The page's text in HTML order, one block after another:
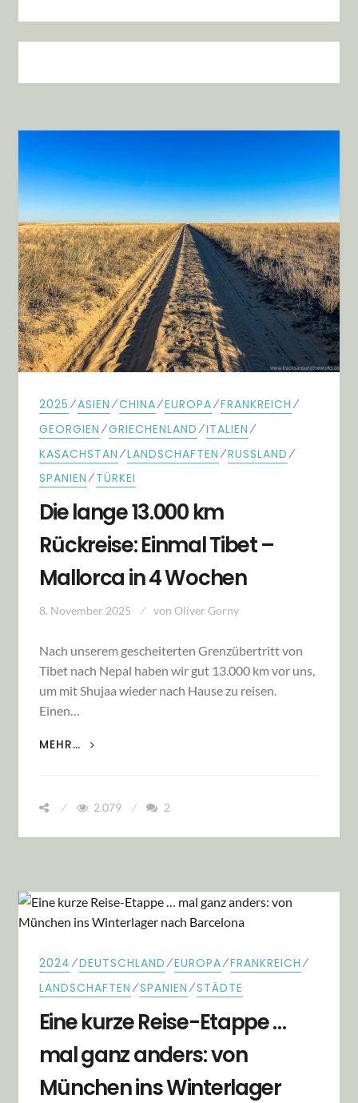
2025 ⁄ASIEN ⁄CHINA⁄EUROPA⁄FRANKREICH ⁄
GEORGIEN ⁄GRIECHENLAND ⁄ITALIEN ⁄
KASACHSTAN ⁄LANDSCHAFTEN ⁄RUSSLAND ⁄
SPANIEN ⁄TÜRKEI
Die lange 13.000 km
Rückreise: Einmal Tibet –
Mallorca in 4 Wochen
8. November 2025 von Oliver Gorny
Nach unserem gescheiterten Grenzübertritt von
Tibet nach Nepal haben wir gut 13.000 km vor uns,
um mit Shujaa wieder nach Hause zu reisen.
Einen…
MEHR…
DIE LANGE 13.000 KM RÜCKREISE: EINMAL
2.079 2
2024 ⁄DEUTSCHLAND ⁄EUROPA⁄FRANKREICH ⁄
LANDSCHAFTEN ⁄SPANIEN ⁄STÄDTE
Eine kurze Reise-Etappe …
mal ganz anders: von
München ins Winterlager